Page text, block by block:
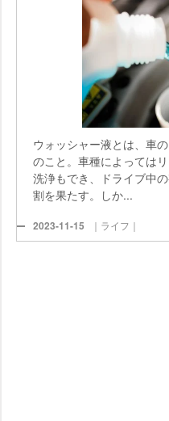
ウォッシャー液とは、車
のこと。車種によっては
洗浄もでき、ドライブ中
割を果たす。しか...
2023-11-15 ｜ライフ｜